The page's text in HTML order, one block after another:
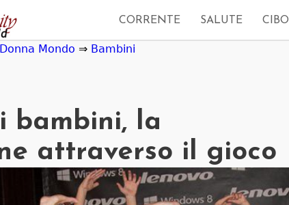
CORRENTE SALUTE CIBO
Mondo ⇒ Bambini
bambini, la
attraverso il gioco